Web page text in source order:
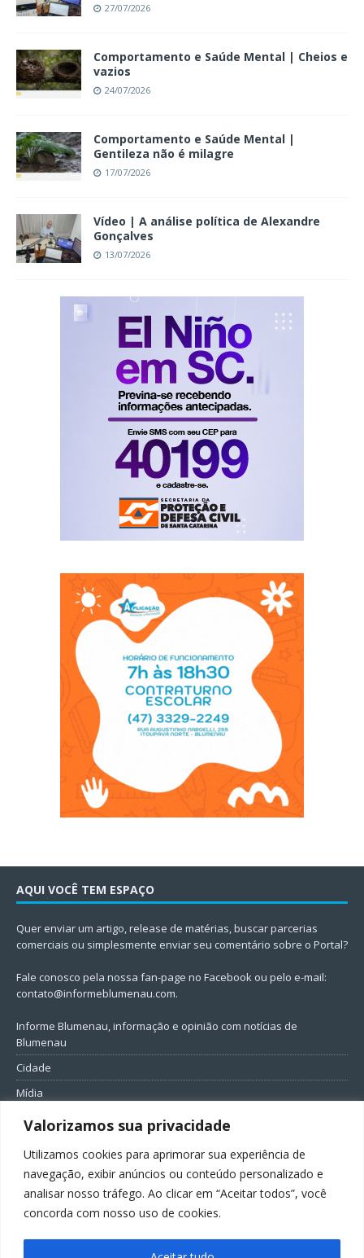
Valorizamos sua privacidade
Utilizamos cookies para aprimorar sua experiência de
navegação, exibir anúncios ou conteúdo personalizado e
analisar nosso tráfego. Ao clicar em “Aceitar todos”, você
concorda com nosso uso de cookies.
27/07/2026
Comportamento e Saúde Mental | Cheios e
vazios
24/07/2026
Comportamento e Saúde Mental |
Gentileza não é milagre
17/07/2026
Vídeo | A análise política de Alexandre
Gonçalves
13/07/2026
AQUI VOCÊ TEM ESPAÇO
Quer enviar um artigo, release de matérias, buscar parcerias
comerciais ou simplesmente enviar seu comentário sobre o Portal?
Fale conosco pela nossa fan-page no Facebook ou pelo e-mail:
contato@informeblumenau.com.
Informe Blumenau, informação e opinião com notícias de
Blumenau
Cidade
Mídia
Entretenimento
Política